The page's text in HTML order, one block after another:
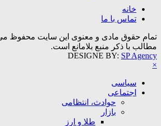
خانه
تماس با ما
تمام حقوق مادی و معنوی این سایت محفوظ می
مطالب با ذکر منبع بلامانع است.
DESIGNE BY: SP Agency
×
سیاسی
اجتماعی
حوادث، انتظامی
بازار
طلا و ارز